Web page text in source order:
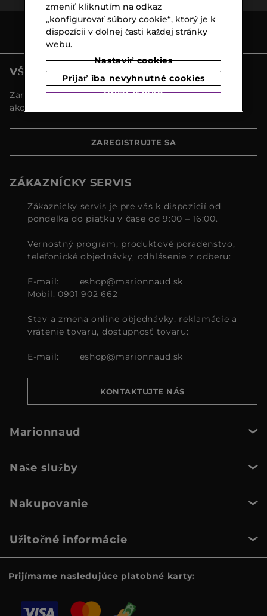
VŠETKY NOVINKY MARIONNAUD
Zaregistrujte sa a objavte naše najnovšie novinky a
akcie
ZAREGISTRUJTE SA
ZÁKAZNÍCKY SERVIS
Zákaznícky servis je pre vás k dispozícií od
pondelka do piatku v čase od 9:00 – 16:00.
Vernostný program, produktové poradenstvo,
telefonické objednávky, odhlásenie z odberu:
E-mail:
eshop@marionnaud.sk
Mobil: 0901 902 662
Stav a zmena online objednávky, reklamácie a
vrátenie tovaru, dostupnosť tovaru:
E-mail: eshop@marionnaud.sk
KONTAKTUJTE NÁS
Marionnaud
Naše služby
Nakupovanie
Užitočné informácie
Prijímame nasledujúce platobné karty:
zmeniť kliknutím na odkaz
„konfigurovať súbory cookie“, ktorý je k
dispozícii v dolnej časti každej stránky
webu.
Nastaviť cookies
Prijať iba nevyhnutné cookies
Prijať všetko